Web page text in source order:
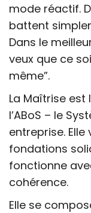
mode réactif.
battent
Dans le
veux que ce
même”.
La Maîtrise
l’ABoS – le
entreprise.
fondations
fonctionne
cohérence.
Elle se